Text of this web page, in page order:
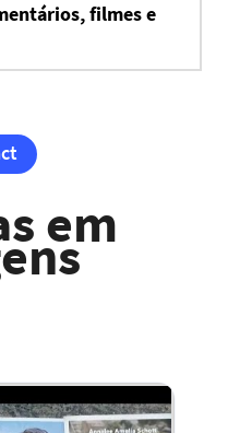
filmes e
em